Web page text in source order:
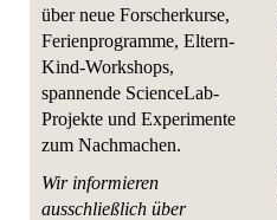
über neue Forscherkurse,
Ferienprogramme, Eltern-
Kind-Workshops,
spannende ScienceLab-
Projekte und Experimente
zum Nachmachen.
Wir informieren
ausschließlich über